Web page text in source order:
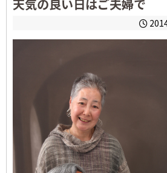
天気の良い日はご夫婦で